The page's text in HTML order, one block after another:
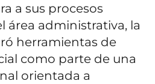
a sus procesos
área administrativa, la
herramientas de
como parte de una
orientada a